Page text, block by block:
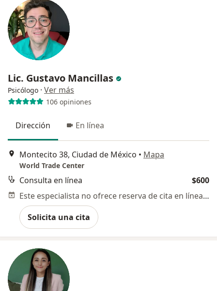
Lic. Gustavo Mancillas
Psicólogo · Ver más
106 opiniones
Dirección En línea
Montecito 38, Ciudad de México • Mapa
World Trade Center
Consulta en línea
$600
Este especialista no ofrece reserva de cita en línea en esta dirección.
Solicita una cita